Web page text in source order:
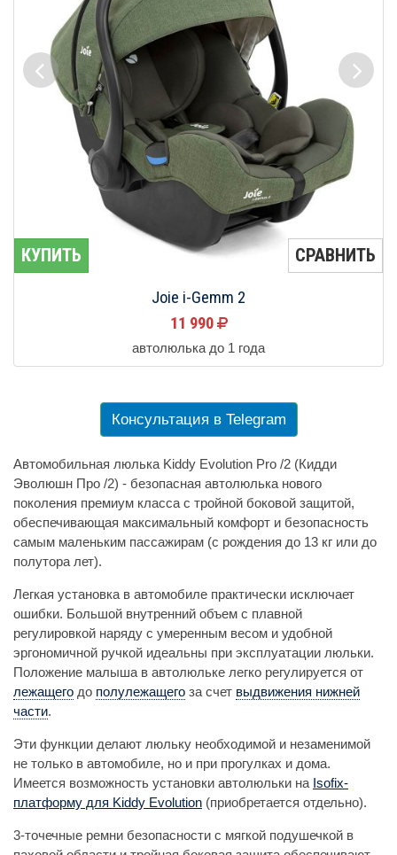
КУПИТЬ СРАВНИТЬ
Joie i-Gemm 2
11 990
автолюлька до 1 года
Консультация в Telegram
Автомобильная люлька Kiddy Evolution Pro /2 (Кидди
Эволюшн Про /2) - безопасная автолюлька нового
поколения премиум класса с тройной боковой защитой,
обеспечивающая максимальный комфорт и безопасность
самым маленьким пассажирам (с рождения до 13 кг или до
полутора лет).
Легкая установка в автомобиле практически исключает
ошибки. Большой внутренний объем с плавной
регулировкой наряду с умеренным весом и удобной
эргономичной ручкой идеальны при эксплуатации люльки.
Положение малыша в автолюльке легко регулируется от
лежащего до полулежащего за счет выдвижения нижней
части.
Эти функции делают люльку необходимой и незаменимой
не только в автомобиле, но и при прогулках и дома.
Имеется возможность установки автолюльки на Isofix-
платформу для Kiddy Evolution (приобретается отдельно).
3-точечные ремни безопасности с мягкой подушечкой в